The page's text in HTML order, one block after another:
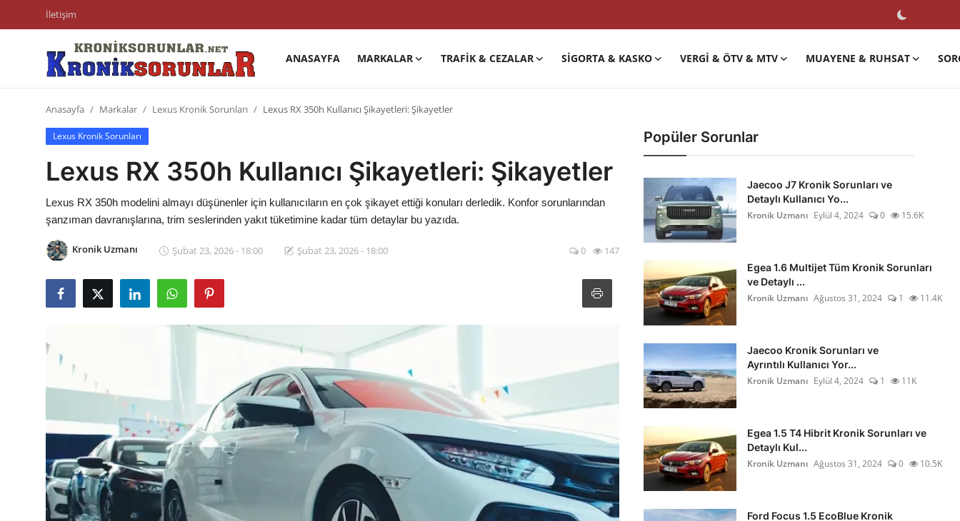
İletişim
ANASAYFA MARKALAR TRAFIK & CEZALAR SIGORTA & KASKO VERGI & ÖTV & MTV MUAYENE & RUHSAT
Trafik & Cezalar
Sigorta & Kasko
Vergi & ÖTV & MTV
Muayene & Ruhsat
Sorgulamalar
İkinci El & Alım-Satım
Bakım & Arıza Çözümleri
Kiralama & Filo
Sürüş & Güvenlik
Lastik & Jant
Anasayfa Markalar Lexus Kronik Sorunları Lexus RX 350h Kullanıcı Şikayetleri: Şikayetler
Lexus Kronik Sorunları
Lexus RX 350h Kullanıcı Şikayetleri: Şikayetler
Lexus RX 350h modelini almayı düşünenler için kullanıcıların en çok şikayet ettiği konuları derledik. Konfor sorunlarından
şanzıman davranışlarına, trim seslerinden yakıt tüketimine kadar tüm detaylar bu yazıda.
Kronik Uzmanı Şubat 23, 2026 - 18:00 Şubat 23, 2026 - 18:00 0 147
Popüler Sorunlar
Jaecoo J7 Kronik Sorunları ve
Detaylı Kullanıcı Yo...
Kronik Uzmanı Eylül 4, 2024 0 15.6K
Egea 1.6 Multijet Tüm Kronik Sorunları
ve Detaylı ...
Kronik Uzmanı Ağustos 31, 2024 1 11.4K
Jaecoo Kronik Sorunları ve
Ayrıntılı Kullanıcı Yor...
Kronik Uzmanı Eylül 4, 2024 1 11K
Egea 1.5 T4 Hibrit Kronik Sorunları ve
Detaylı Kul...
Kronik Uzmanı Ağustos 31, 2024 0 10.5K
Ford Focus 1.5 EcoBlue Kronik